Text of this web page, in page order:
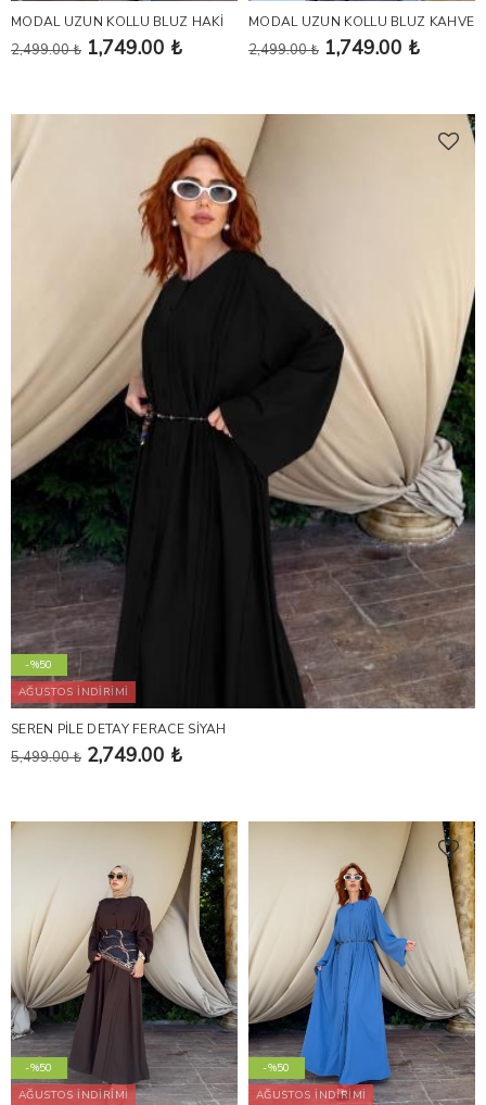
MODAL UZUN KOLLU BLUZ HAKİ
2,499.00 ₺ 1,749.00 ₺
MODAL UZUN KOLLU BLUZ KAHVE
2,499.00 ₺ 1,749.00 ₺
-%50
AĞUSTOS İNDİRİMİ
SEREN PİLE DETAY FERACE SİYAH
5,499.00 ₺ 2,749.00 ₺
-%50
AĞUSTOS İNDİRİMİ
-%50
AĞUSTOS İNDİRİMİ